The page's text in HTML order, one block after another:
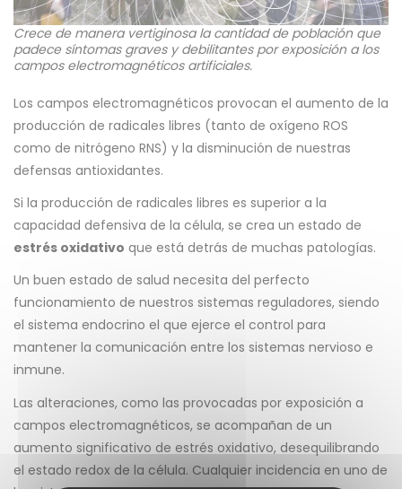
Crece de manera vertiginosa la cantidad de población que
padece síntomas graves y debilitantes por exposición a los
campos electromagnéticos artificiales.
Los campos electromagnéticos provocan el aumento de la
producción de radicales libres (tanto de oxígeno ROS
como de nitrógeno RNS) y la disminución de nuestras
defensas antioxidantes.
Si la producción de radicales libres es superior a la
capacidad defensiva de la célula, se crea un estado de
estrés oxidativo que está detrás de muchas patologías.
Un buen estado de salud necesita del perfecto
funcionamiento de nuestros sistemas reguladores, siendo
el sistema endocrino el que ejerce el control para
mantener la comunicación entre los sistemas nervioso e
inmune.
Las alteraciones, como las provocadas por exposición a
campos electromagnéticos, se acompañan de un
aumento significativo de estrés oxidativo, desequilibrando
el estado redox de la célula. Cualquier incidencia en uno de